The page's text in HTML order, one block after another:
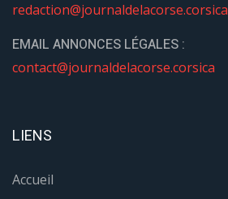
redaction@journaldelacorse.corsica
EMAIL ANNONCES LÉGALES :
contact@journaldelacorse.corsica
LIENS
Accueil